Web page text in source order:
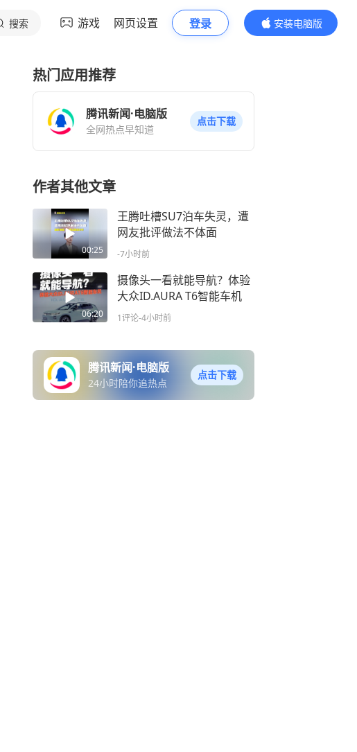
搜索 游戏 网页设置 登录
安装电脑版
内容更精彩
热门应用推荐
腾讯新闻·电脑版
全网热点早知道
点击下载
作者其他文章
00:25
王腾吐槽SU7泊车失灵，遭
网友批评做法不体面
-7小时前
06:20
摄像头一看就能导航？体验
大众ID.AURA T6智能车机
1评论-4小时前
腾讯新闻·电脑版
24小时陪你追热点
点击下载